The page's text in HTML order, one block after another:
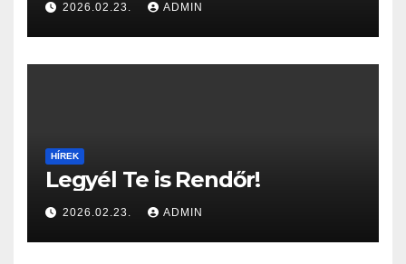
2026.02.23. ADMIN
HÍREK
Legyél Te is Rendőr!
2026.02.23. ADMIN